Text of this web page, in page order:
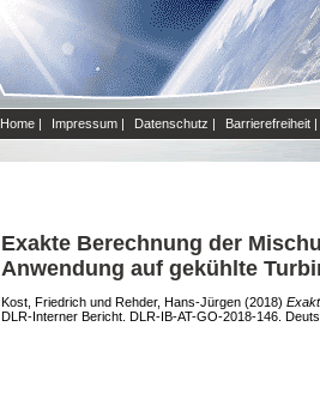
Home | Impressum | Datenschutz | Barrierefreiheit |
Exakte Berechnung der
Anwendung auf gekühlte
Kost, Friedrich und Rehder, Hans-Jürgen (2018)
DLR-Interner Bericht. DLR-IB-AT-GO-2018-146.